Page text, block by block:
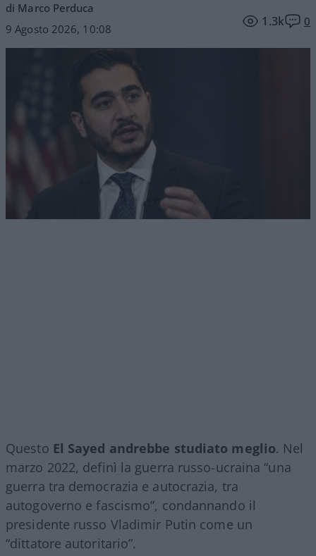
di Marco Perduca
9 Agosto 2026, 10:08
1.3k 0
Questo El Sayed andrebbe studiato meglio. Nel
marzo 2022, definì la guerra russo-ucraina “una
guerra tra democrazia e autocrazia, tra
autogoverno e fascismo”, condannando il
presidente russo Vladimir Putin come un
“dittatore autoritario”.